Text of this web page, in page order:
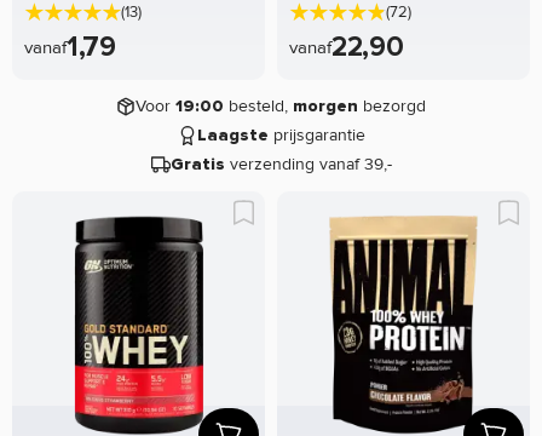
(13)
vanaf1,79
(72)
vanaf22,90
Voor 19:00 besteld, morgen bezorgd
Laagste prijsgarantie
Gratis verzending vanaf 39,-